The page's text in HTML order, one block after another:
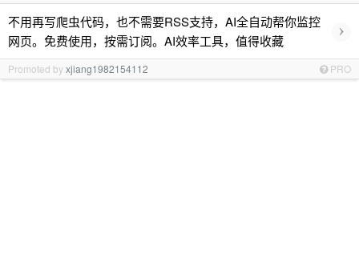
不用再写爬虫代码，也不需要RSS支持，AI全自动帮你监控
网页。免费使用，按需订阅。AI效率工具，值得收藏
›
Promoted byxjiang1982154112 PRO